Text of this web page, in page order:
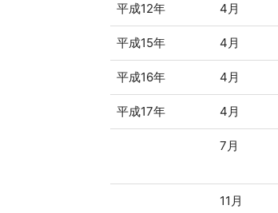
平成12年 4月
平成15年 4月
平成16年 4月
平成17年 4月
7月
11月